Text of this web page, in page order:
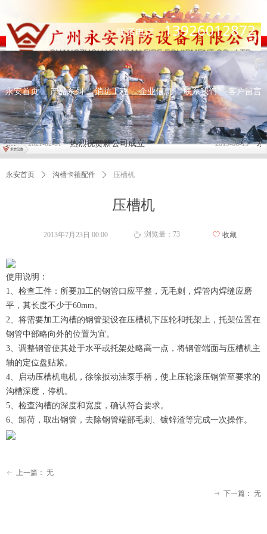
联系电话：13926012872
2021-02-01
住房和城乡建设部关于进一步深化工程建设项目 审批制度改革推进全流程在线审批的通知 2019-06-15
热烈祝贺新公司成立 水
永安首页 产品系列 消防工程 企业信息 联系我们 客户留言
压槽机
永安首页 ꄲ 沟槽卡箍配件 ꄲ 压槽机
使用说明：
1、检查工件：所要加工的钢管口应平整，无毛刺，焊管内焊缝应磨
平，其长度不少于60mm。
2、将需要加工沟槽的钢管架设在压槽机下压轮和托架上，托架位置在
钢管中部略向外的位置为宜。
3、调整钢管使其处于水平或托架处略高一点，将钢管端面与压槽机主
轴的定位盘贴紧。
4、启动压槽机电机，徐徐扳动油泵手柄，使上压轮滚压钢管至要求的
沟槽深度，停机。
5、检查沟槽的深度和宽度，确认符合要求。
6、卸荷，取出钢管，去除钢管端部毛刺、镀锌渣等完成一次操作。
2013年7月23日 00:00 ꄘ 浏览量： 73 ꄀ 收藏
ꂃ 上一篇： 无
ꁹ 下一篇： 无